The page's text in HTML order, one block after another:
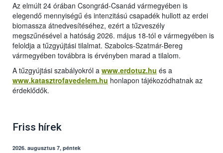
Az elmúlt 24 órában Csongrád-Csanád vármegyében is
elegendő mennyiségű és intenzitású csapadék hullott az erdei
biomassza átnedvesítéséhez, ezért a tűzveszély
megszűnésével a hatóság 2026. május 18-tól e vármegyében is
feloldja a tűzgyújtási tilalmat. Szabolcs-Szatmár-Bereg
vármegyében továbbra is érvényben marad a tilalom.
A tűzgyújtási szabályokról a www.erdotuz.hu és a
www.katasztrofavedelem.hu honlapon tájékozódhatnak az
érdeklődők.
Friss hírek
2026. augusztus 7, péntek